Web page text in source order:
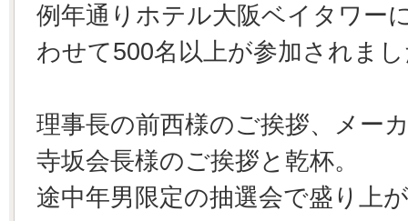
例年通りホテル大阪ベイタワー
わせて500名以上が参加されま
理事長の前西様のご挨拶、メー
寺坂会長様のご挨拶と乾杯。
途中年男限定の抽選会で盛り上